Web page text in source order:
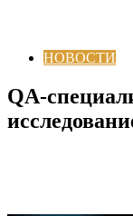
НОВОСТИ
QA-